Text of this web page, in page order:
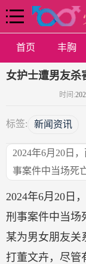
首页 丰胸
女护士遭男友杀
时间:
标签: 新闻资讯
2024年6月20日
事案件中当场死
2024年6月20日
刑事案件中当场
某为男女朋友关
打董文卉，尽管